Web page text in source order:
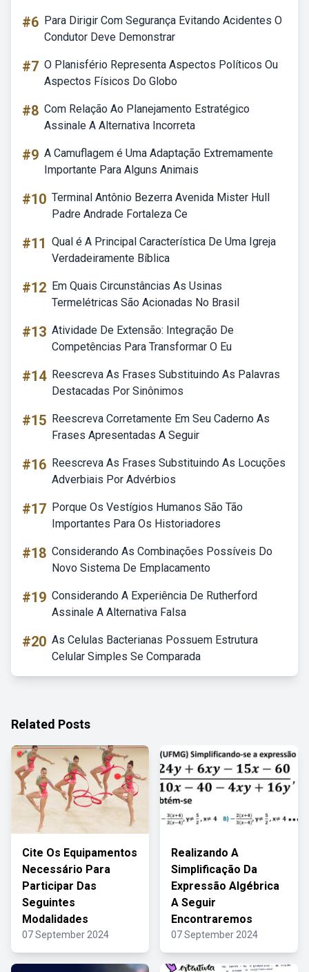
#6 Para Dirigir Com Segurança Evitando Acidentes O
Condutor Deve Demonstrar
#7 O Planisfério Representa Aspectos Políticos Ou
Aspectos Físicos Do Globo
#8 Com Relação Ao Planejamento Estratégico
Assinale A Alternativa Incorreta
#9 A Camuflagem é Uma Adaptação Extremamente
Importante Para Alguns Animais
#10 Terminal Antônio Bezerra Avenida Mister Hull
Padre Andrade Fortaleza Ce
#11 Qual é A Principal Característica De Uma Igreja
Verdadeiramente Bíblica
#12 Em Quais Circunstâncias As Usinas
Termelétricas São Acionadas No Brasil
#13 Atividade De Extensão: Integração De
Competências Para Transformar O Eu
#14 Reescreva As Frases Substituindo As Palavras
Destacadas Por Sinônimos
#15 Reescreva Corretamente Em Seu Caderno As
Frases Apresentadas A Seguir
#16 Reescreva As Frases Substituindo As Locuções
Adverbiais Por Advérbios
#17 Porque Os Vestígios Humanos São Tão
Importantes Para Os Historiadores
#18 Considerando As Combinações Possíveis Do
Novo Sistema De Emplacamento
#19 Considerando A Experiência De Rutherford
Assinale A Alternativa Falsa
#20 As Celulas Bacterianas Possuem Estrutura
Celular Simples Se Comparada
Related Posts
Cite Os Equipamentos
Necessário Para
Participar Das
Seguintes
Modalidades
07 September 2024
Realizando A
Simplificação Da
Expressão Algébrica
A Seguir
Encontraremos
07 September 2024